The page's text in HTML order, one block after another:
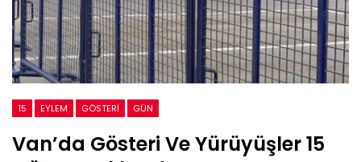
15 EYLEM GÖSTERI GÜN
Van’da Gösteri Ve Yürüyüşler 15